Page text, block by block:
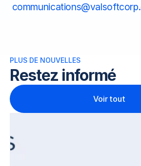
PLUS DE NOUVELLES
Restez informé
Voir tout